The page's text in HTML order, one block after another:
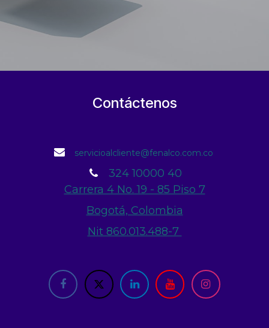
Contáctenos
servicioalcliente@fenalco.com.co
324 10000 40
Carrera 4 No. 19 - 85 Piso 7
Bogotá, Colombia
Nit 860.013.488-7